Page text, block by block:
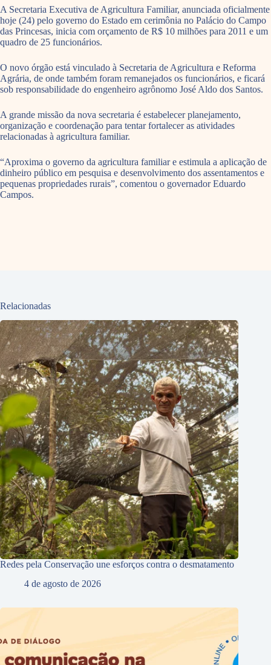
A Secretaria Executiva de Agricultura Familiar, anunciada oficialmente
hoje (24) pelo governo do Estado em cerimônia no Palácio do Campo
das Princesas, inicia com orçamento de R$ 10 milhões para 2011 e um
quadro de 25 funcionários.
O novo órgão está vinculado à Secretaria de Agricultura e Reforma
Agrária, de onde também foram remanejados os funcionários, e ficará
sob responsabilidade do engenheiro agrônomo José Aldo dos Santos.
A grande missão da nova secretaria é estabelecer planejamento,
organização e coordenação para tentar fortalecer as atividades
relacionadas à agricultura familiar.
“Aproxima o governo da agricultura familiar e estimula a aplicação de
dinheiro público em pesquisa e desenvolvimento dos assentamentos e
pequenas propriedades rurais”, comentou o governador Eduardo
Campos.
Relacionadas
Redes pela Conservação une esforços contra o desmatamento
4 de agosto de 2026